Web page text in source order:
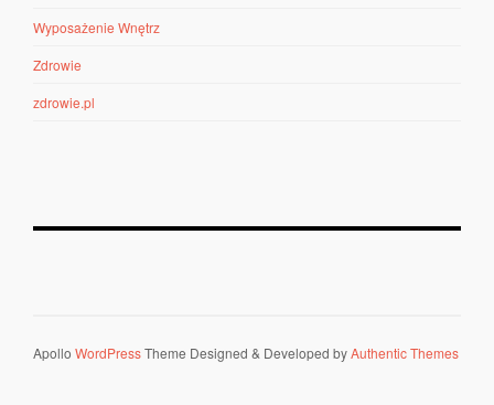
Wyposażenie Wnętrz
Zdrowie
zdrowie.pl
Apollo WordPressTheme Designed & Developed byAuthentic Themes